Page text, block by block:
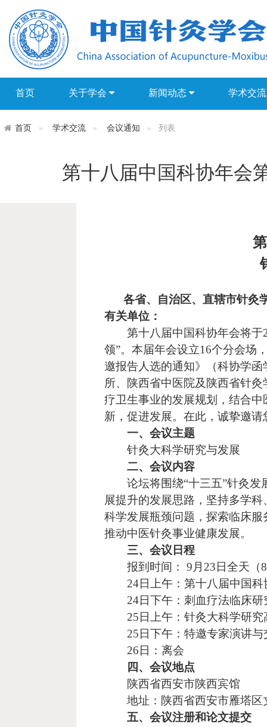
首页 关于学会 新闻动态 学术交
首页 学术交流 会议通知 列表
第十八届中国科协年会
各省、自治区、直辖市针灸
有关单位：
第十八届中国科协年会将于
领”。本届年会设立16个分会场
邀报告人选的通知》（科协学函
所、陕西省中医院及陕西省针
疗卫生事业的发展规划，结合
新，促进发展。在此，诚挚邀
一、会议主题
针灸大科学研究与发展
二、会议内容
论坛将围绕“十三五”针灸发
展提升的发展思路，坚持多学
科学发展瓶颈问题，探索临床
推动中医针灸事业健康发展。
三、会议日程
报到时间：
9 月 23 日全天（
24日上午：第十八届中国
24日下午：刺血疗法临床研
25 日上午：针灸大科学研
25 日下午：特邀专家演讲与
26 日：离会
四、会议地点
陕西省西安市陕西宾馆
地址：陕西省西安市雁塔区
五、会议注册和论文提交